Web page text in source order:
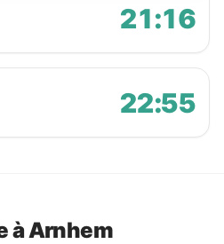
21:16
22:55
à Arnhem